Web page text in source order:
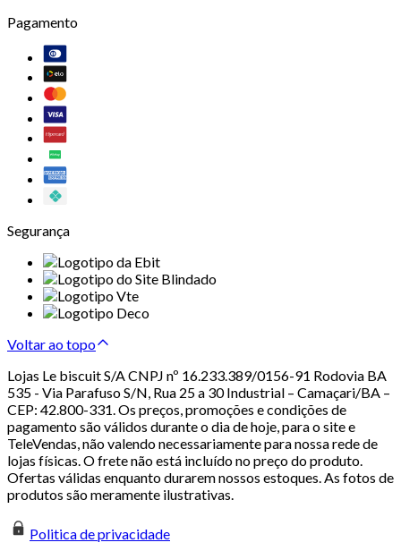
Pagamento
Segurança
Voltar ao topo
Lojas Le biscuit S/A CNPJ nº 16.233.389/0156-91 Rodovia BA
535 - Via Parafuso S/N, Rua 25 a 30 Industrial – Camaçari/BA –
CEP: 42.800-331. Os preços, promoções e condições de
pagamento são válidos durante o dia de hoje, para o site e
TeleVendas, não valendo necessariamente para nossa rede de
lojas físicas. O frete não está incluído no preço do produto.
Ofertas válidas enquanto durarem nossos estoques. As fotos de
produtos são meramente ilustrativas.
Politica de privacidade